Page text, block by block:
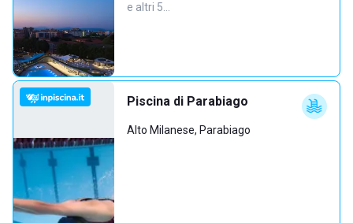
e altri 5…
Piscina di Parabiago
Alto Milanese, Parabiago